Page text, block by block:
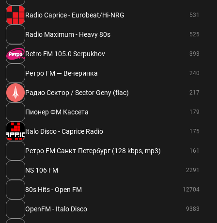
Radio Caprice - Eurobeat/Hi-NRG 531
Radio Maximum - Heavy 80s 525
Retro FM 105.0 Serpukhov 393
Ретро FM — Вечеринка 240
Радио Сектор / Sector Geny (flac) 217
Пионер ФМ Кассета 179
Italo Disco - Caprice Radio 175
Ретро FM Санкт-Петербург (128 kbps, mp3) 161
NS 106 FM 2291
80s Hits - Open FM 12704
OpenFM - Italo Disco 9383